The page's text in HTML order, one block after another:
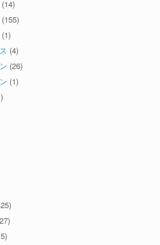
(14)
(155)
(1)
(4)
(26)
(1)